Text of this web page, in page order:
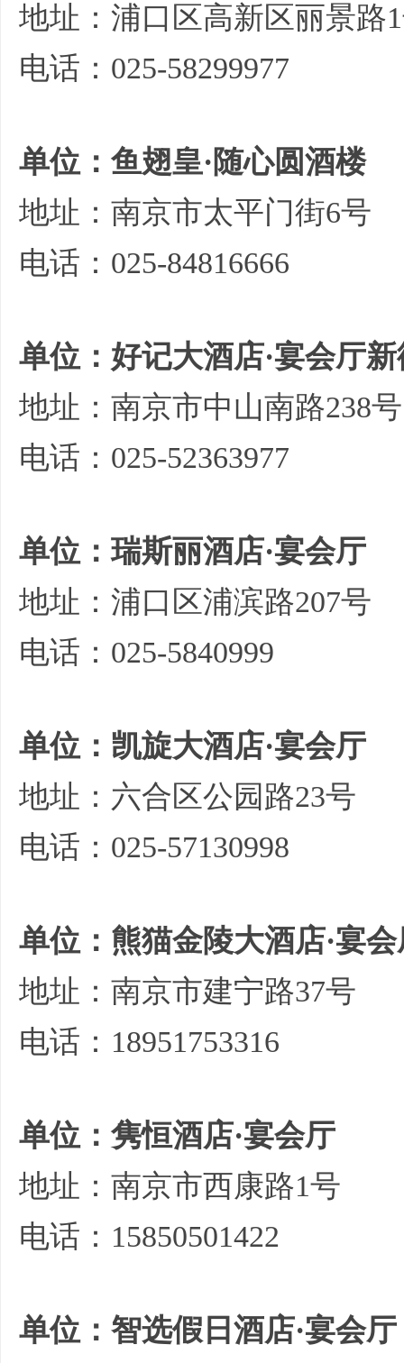
地址：浦口区高新区丽景路
电话：025-58299977
单位：鱼翅皇·随心圆酒楼
地址：南京市太平门街6号
电话：025-84816666
单位：好记大酒店·宴会厅
地址：南京市中山南路238号
电话：025-52363977
单位：瑞斯丽酒店·宴会厅
地址：浦口区浦滨路207号
电话：025-5840999
单位：凯旋大酒店·宴会厅
地址：六合区公园路23号
电话：025-57130998
单位：熊猫金陵大酒店·宴会
地址：南京市建宁路37号
电话：18951753316
单位：隽恒酒店·宴会厅
地址：南京市西康路1号
电话：15850501422
单位：智选假日酒店·宴会厅